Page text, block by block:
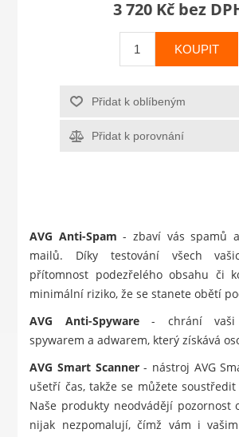
3 720 Kč bez
KOUPIT
Přidat k oblíbeným
Přidat k porovnání
AVG Anti-Spam - zbaví vás spamů
mailů. Díky testování všech
přítomnost podezřelého obsahu či
minimální riziko, že se stanete obětí
AVG Anti-Spyware- chrání vaši
spywarem a adwarem, který získává
AVG Smart Scanner- nástroj AVG
ušetří čas, takže se můžete
Naše produkty neodvádějí pozornost
nijak nezpomalují, čímž vám i